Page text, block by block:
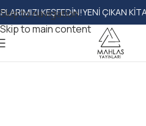
Skip to navigation
Skip to main content
KEŞFEDIN!YENI ÇIKAN